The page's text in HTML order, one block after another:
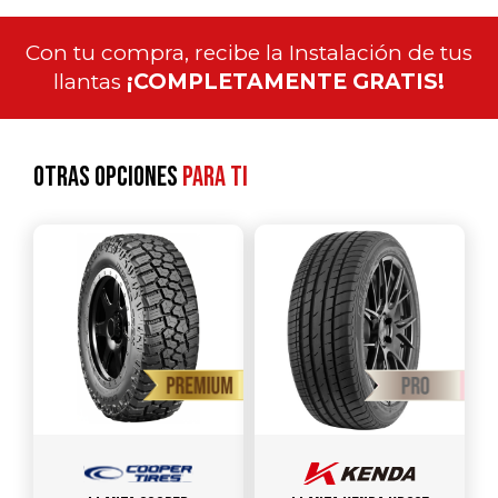
Con tu compra, recibe la Instalación de tus
llantas ¡COMPLETAMENTE GRATIS!
Otras opcionespara ti